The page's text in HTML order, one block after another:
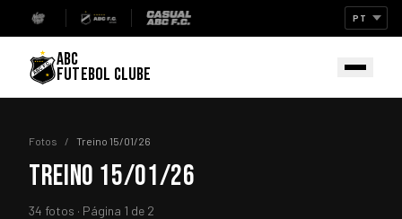
ABC
FUTEBOL CLUBE
Fotos / Treino 15/01/26
TREINO 15/01/26
34 fotos · Página 1 de 2